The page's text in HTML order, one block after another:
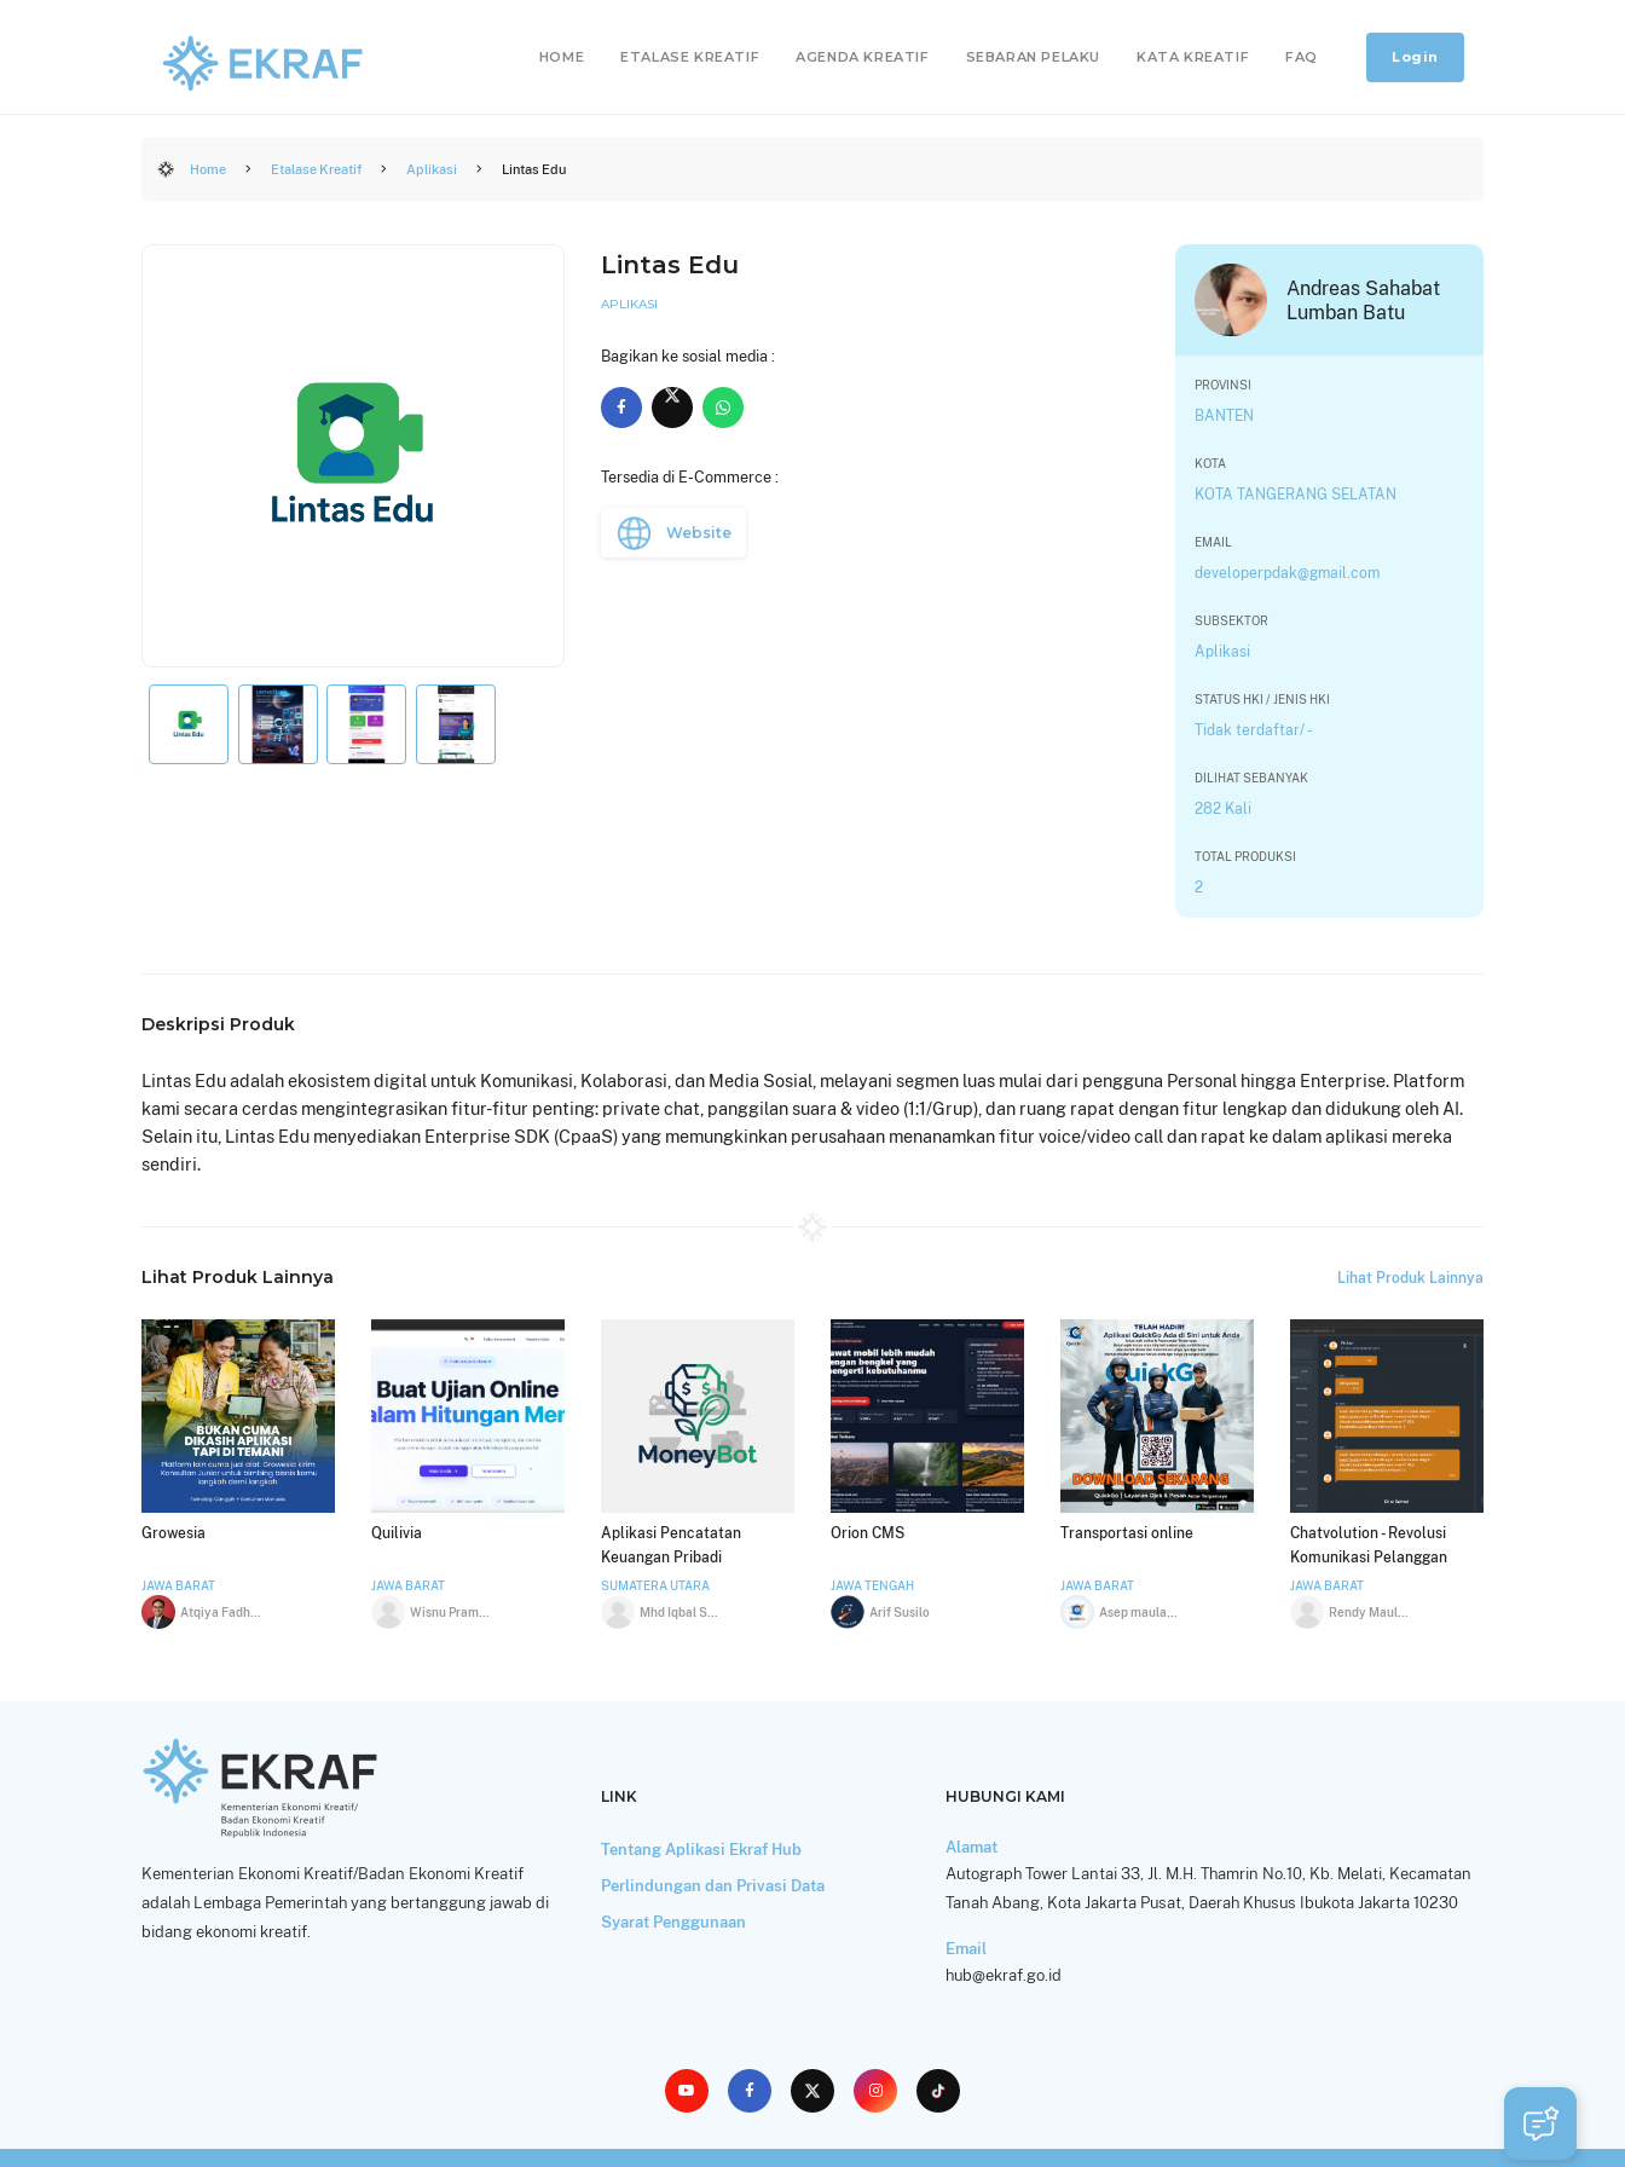
HOME ETALASE KREATIF AGENDA KREATIF SEBARAN PELAKU KATA KREATIF FAQ Login
Home Etalase Kreatif Aplikasi Lintas Edu
Lintas Edu
APLIKASI
Bagikan ke sosial media :
Tersedia di E-Commerce :
Website
Andreas Sahabat
Lumban Batu
PROVINSI
BANTEN
KOTA
KOTA TANGERANG SELATAN
EMAIL
developerpdak@gmail.com
SUBSEKTOR
Aplikasi
STATUS HKI / JENIS HKI
Tidak terdaftar/ -
DILIHAT SEBANYAK
282 Kali
TOTAL PRODUKSI
2
Deskripsi Produk
Lintas Edu adalah ekosistem digital untuk Komunikasi, Kolaborasi, dan Media Sosial, melayani segmen luas mulai dari pengguna Personal hingga Enterprise. Platform
kami secara cerdas mengintegrasikan fitur-fitur penting: private chat, panggilan suara & video (1:1/Grup), dan ruang rapat dengan fitur lengkap dan didukung oleh AI.
Selain itu, Lintas Edu menyediakan Enterprise SDK (CpaaS) yang memungkinkan perusahaan menanamkan fitur voice/video call dan rapat ke dalam aplikasi mereka
sendiri.
Lihat Produk Lainnya Lihat Produk Lainnya
Growesia
JAWA BARAT
Quilivia
JAWA BARAT
Aplikasi Pencatatan
Keuangan Pribadi
SUMATERA UTARA
Orion CMS
JAWA TENGAH
Arif Susilo
Transportasi online
JAWA BARAT
Chatvolution - Revolusi
Komunikasi Pelanggan
Anda
JAWA BARAT
Kementerian Ekonomi Kreatif/Badan Ekonomi Kreatif
adalah Lembaga Pemerintah yang bertanggung jawab di
bidang ekonomi kreatif.
LINK
Tentang Aplikasi Ekraf Hub
Perlindungan dan Privasi Data
Syarat Penggunaan
HUBUNGI KAMI
Alamat
Autograph Tower Lantai 33, Jl. M.H. Thamrin No.10, Kb. Melati, Kecamatan
Tanah Abang, Kota Jakarta Pusat, Daerah Khusus Ibukota Jakarta 10230
Email
hub@ekraf.go.id